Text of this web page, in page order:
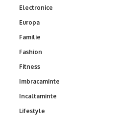
Electronice
Europa
Familie
Fashion
Fitness
Imbracaminte
Incaltaminte
Lifestyle